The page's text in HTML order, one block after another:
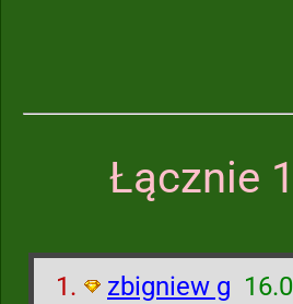
Łącznie
1. zbigniew g